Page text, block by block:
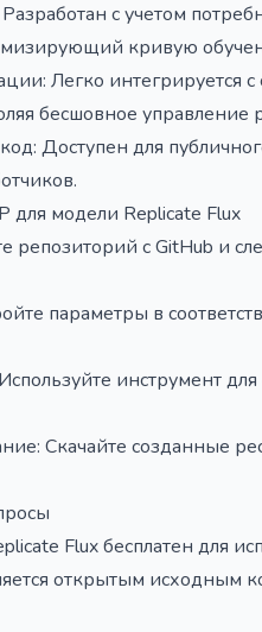
с учетом
кривую
Легко
бесшовное управление
Доступен для
для модели Replicate Flux
репозиторий с GitHub и
параметры в
инструмент
Скачайте созданные
Flux бесплатен для
открытым исходным